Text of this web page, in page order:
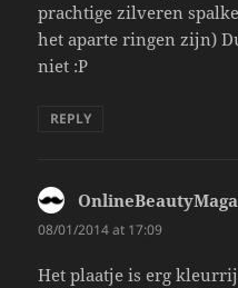
prachtige zilveren
het aparte ringen zijn)
niet :P
REPLY
08/01/2014 at 17:09
Het plaatje is erg